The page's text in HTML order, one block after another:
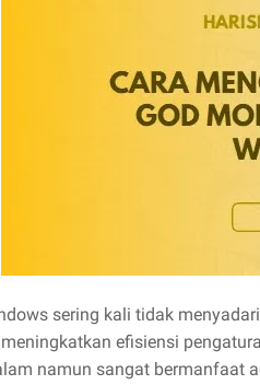
sering kali tidak
efisiensi
namun sangat bermanfaat